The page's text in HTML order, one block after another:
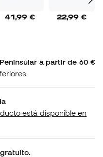
41,99 € 22,99 €
a partir de 60 €
está disponible en